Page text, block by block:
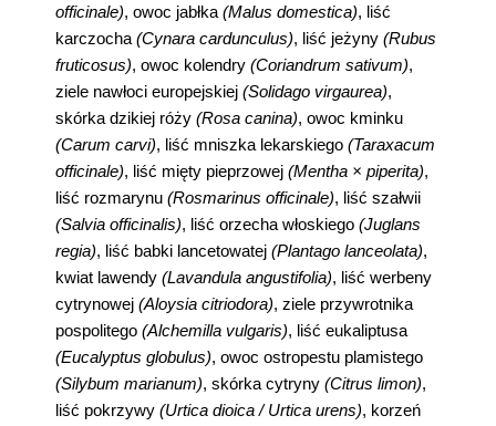
officinale), owoc jabłka (Malus domestica), liść
karczocha (Cynara cardunculus), liść jeżyny (Rubus
fruticosus), owoc kolendry (Coriandrum sativum),
ziele nawłoci europejskiej (Solidago virgaurea),
skórka dzikiej róży (Rosa canina), owoc kminku
(Carum carvi), liść mniszka lekarskiego (Taraxacum
officinale), liść mięty pieprzowej (Mentha × piperita),
liść rozmarynu (Rosmarinus officinale), liść szałwii
(Salvia officinalis), liść orzecha włoskiego (Juglans
regia), liść babki lancetowatej (Plantago lanceolata),
kwiat lawendy (Lavandula angustifolia), liść werbeny
cytrynowej (Aloysia citriodora), ziele przywrotnika
pospolitego (Alchemilla vulgaris), liść eukaliptusa
(Eucalyptus globulus), owoc ostropestu plamistego
(Silybum marianum), skórka cytryny (Citrus limon),
liść pokrzywy (Urtica dioica / Urtica urens), korzeń